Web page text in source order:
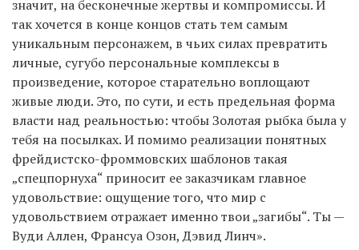
значит, на бесконечные жертвы и компромиссы. И
так хочется в конце концов стать тем самым
уникальным персонажем, в чьих силах превратить
личные, сугубо персональные комплексы в
произведение, которое старательно воплощают
живые люди. Это, по сути, и есть предельная форма
власти над реальностью: чтобы Золотая рыбка была у
тебя на посылках. И помимо реализации понятных
фрейдистско-фроммовских шаблонов такая
„спецпорнуха“ приносит ее заказчикам главное
удовольствие: ощущение того, что мир с
удовольствием отражает именно твои „загибы“. Ты —
Вуди Аллен, Франсуа Озон, Дэвид Линч».